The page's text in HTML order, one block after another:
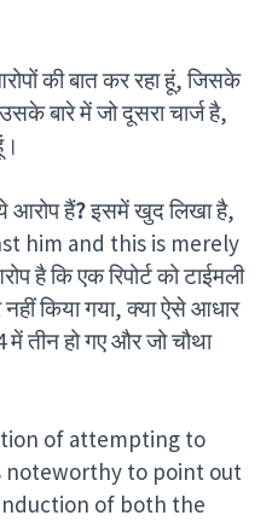
की बात कर रहा हूं, जिसके
बारे में जो दूसरा चार्ज है,
आरोप हैं?इसमें खुद लिखा है,
him and this is merely
है कि एक रिपोर्ट को टाईमली
किया गया, क्या ऐसे आधार
तीन हो गए और जो चौथा
of attempting to
noteworthy to point out
of both the